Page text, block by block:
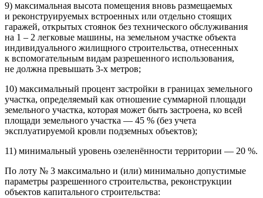
9) максимальная высота помещения вновь размещаемых
и реконструируемых встроенных или отдельно стоящих
гаражей, открытых стоянок без технического обслуживания
на 1 – 2 легковые машины, на земельном участке объекта
индивидуального жилищного строительства, отнесенных
к вспомогательным видам разрешенного использования,
не должна превышать 3-х метров;
10) максимальный процент застройки в границах земельного
участка, определяе­мый как отношение суммарной площади
земельного участка, которая может быть застроена, ко всей
площади земельного участка — 45 % (без учета
эксплуатируемой кровли подземных объектов);
11) минимальный уровень озеленённости территории — 20 %.
По лоту № 3 максимально и (или) минимально допустимые
параметры разрешенного строительства, реконструкции
объектов капитального строительства: